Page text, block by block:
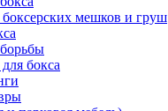
мешков и груш
бокса